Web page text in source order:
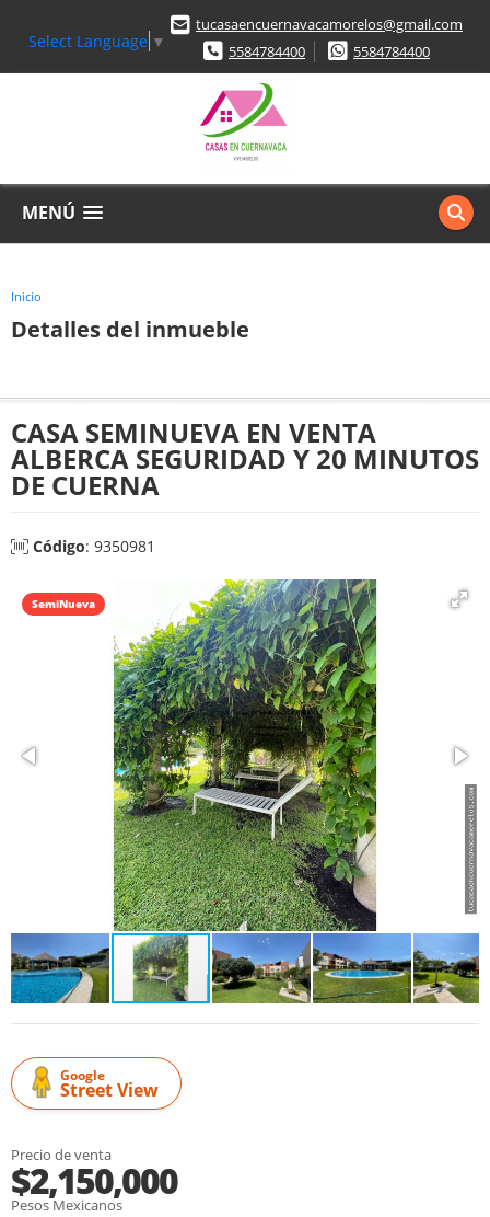
Select Language ▼
tucasaencuernavacamorelos@gmail.com
5584784400
5584784400
MENÚ
Inicio
Detalles del inmueble
CASA SEMINUEVA EN VENTA
ALBERCA SEGURIDAD Y 20 MINUTOS
DE CUERNA
Código: 9350981
SemiNueva
Google
Street View
Precio de venta
$2,150,000
Pesos Mexicanos